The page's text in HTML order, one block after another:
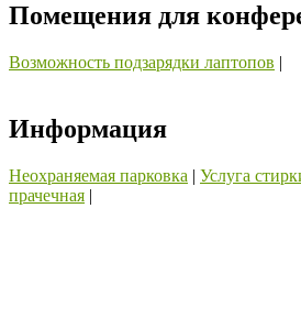
Помещения для
Возможность подзарядки лаптопов |
Информация
Неохраняемая парковка | Услуга
прачечная |